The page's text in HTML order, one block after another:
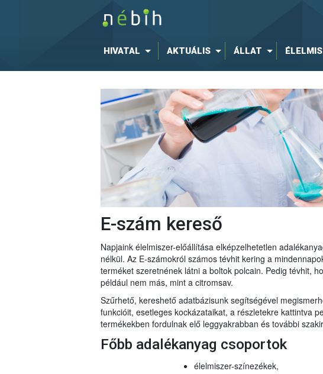
HIVATAL AKTUÁLIS ÁLLAT
E-szám kereső
Napjaink élelmiszer-előállítása elképzelhetetlen
nélkül. Az E-számokról számos tévhit kering a
terméket szeretnének látni a boltok polcain. Pedig tévhit,
például nem más, mint a citromsav.
Szűrhető, kereshető adatbázisunk segítségével
funkcióit, esetleges kockázataikat, a részletekre kattintva
termékekben fordulnak elő leggyakrabban és további
Főbb adalékanyag csoportok
élelmiszer-színezékek,